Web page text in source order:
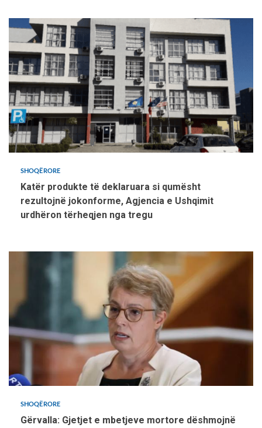
SHOQËRORE
Katër produkte të deklaruara si qumësht
rezultojnë jokonforme, Agjencia e Ushqimit
urdhëron tërheqjen nga tregu
SHOQËRORE
Gërvalla: Gjetjet e mbetjeve mortore dëshmojnë